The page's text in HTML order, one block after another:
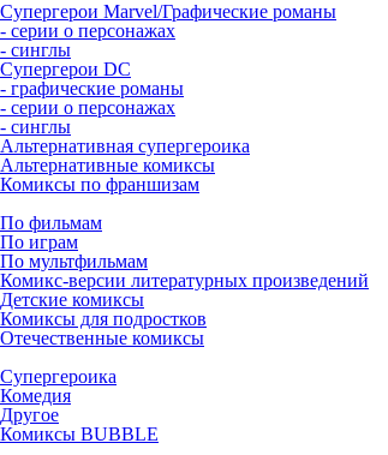
Супергерои Marvel/Графические романы
- серии о персонажах
- синглы
Супергерои DC
- графические романы
- серии о персонажах
- синглы
Альтернативная супергероика
Альтернативные комиксы
Комиксы по франшизам
По фильмам
По играм
По мультфильмам
Комикс-версии литературных произведений
Детские комиксы
Комиксы для подростков
Отечественные комиксы
Супергероика
Комедия
Другое
Комиксы BUBBLE